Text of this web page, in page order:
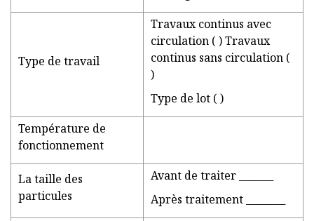
Type de travail
Travaux continus avec
circulation ( ) Travaux
continus sans circulation (
)
Type de lot ( )
Température de
fonctionnement
La taille des
particules
Avant de traiter _______
Après traitement ________